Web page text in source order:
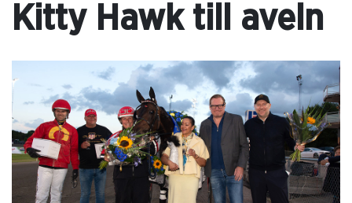
Kitty Hawk till aveln